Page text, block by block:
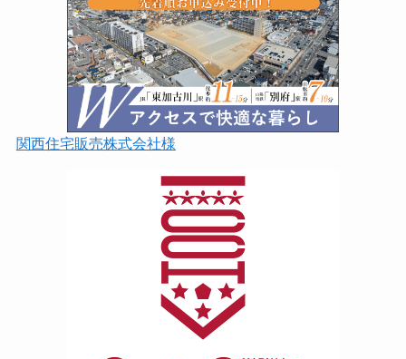
関西住宅販売株式会社様